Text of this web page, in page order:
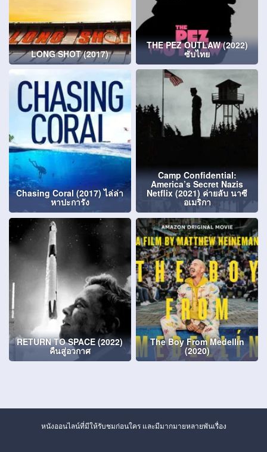
LONG SHOT (2017)
THE PEZ OUTLAW (2022)
ซับไทย
Chasing Coral (2017) ไล่ล่า
หาปะการัง
Camp Confidential:
America’s Secret Nazis
Netflix (2021) ค่ายลับ นาซี
อเมริกา
RETURN TO SPACE (2022)
คืนสู่อวกาศ
The Boy From Medellín
(2020)
หนังออนไลน์ที่มีให้รับชมก่อนใคร และมีมากมายหลายพันเรื่อง